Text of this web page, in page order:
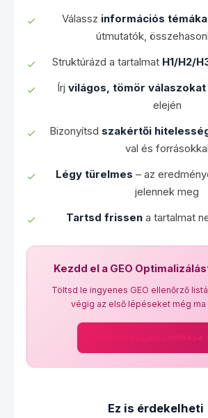
Válassz információs
útmutatók,
Struktúrázd a tartalmat H1/H2/
Írj világos, tömör válaszokat
elején
Bizonyítsd szakértői
val és forrásokkal
Légy türelmes – az
jelennek meg
Tartsd frissen a tartalmat
Kezdd el a GEO
Töltsd le ingyenes GEO ellenőrző
végig az első lépéseket még ma
Ingyenes Lista Letöltése
Ez is érdekelheti